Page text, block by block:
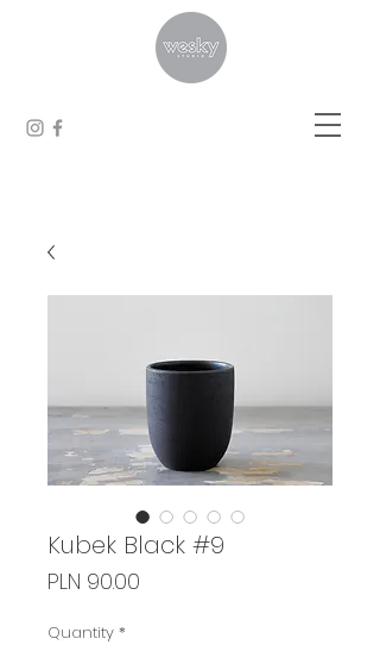
Kubek Black #9
PLN 90.00
Quantity *